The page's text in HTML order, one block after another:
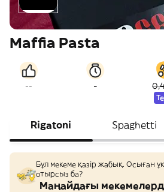
Maffia Pasta
-- -
Rigatoni Spaghetti
Бұл мекеме қазір жабық. Осыған
отырсыз ба?
Маңайдағы